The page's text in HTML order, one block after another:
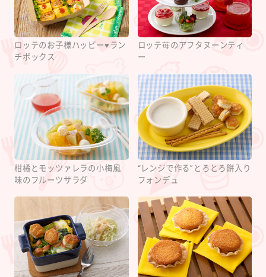
ロッテのお子様ハッピー♥ラン
チボックス
ロッテ苺のアフタヌーンティ
ー
柑橘とモッツァレラの小梅風
味のフルーツサラダ
“レンジで作る”とろとろ餅入り
フォンデュ